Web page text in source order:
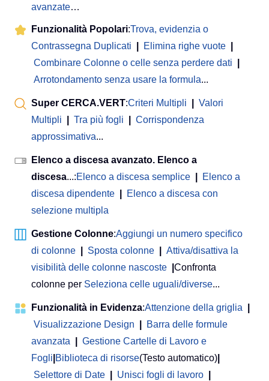
avanzate…
Funzionalità Popolari:Trova, evidenzia o
Contrassegna Duplicati
Elimina righe vuote
Combinare Colonne o celle senza perdere dati
Arrotondamento senza usare la formula...
Super CERCA.VERT:Criteri Multipli
Valori
Multipli
Tra più fogli
Corrispondenza
approssimativa...
Elenco a discesa avanzato. Elenco a
discesa...:Elenco a discesa semplice
Elenco a
discesa dipendente
Elenco a discesa con
selezione multipla
Gestione Colonne:Aggiungi un numero specifico
di colonne
Sposta colonne
Attiva/disattiva la
visibilità delle colonne nascoste
Confronta
colonne per Seleziona celle uguali/diverse...
Funzionalità in Evidenza:Attenzione della griglia
Visualizzazione Design
Barra delle formule
avanzata
Gestione Cartelle di Lavoro e
Fogli Biblioteca di risorse(Testo automatico)
Selettore di Date
Unisci fogli di lavoro